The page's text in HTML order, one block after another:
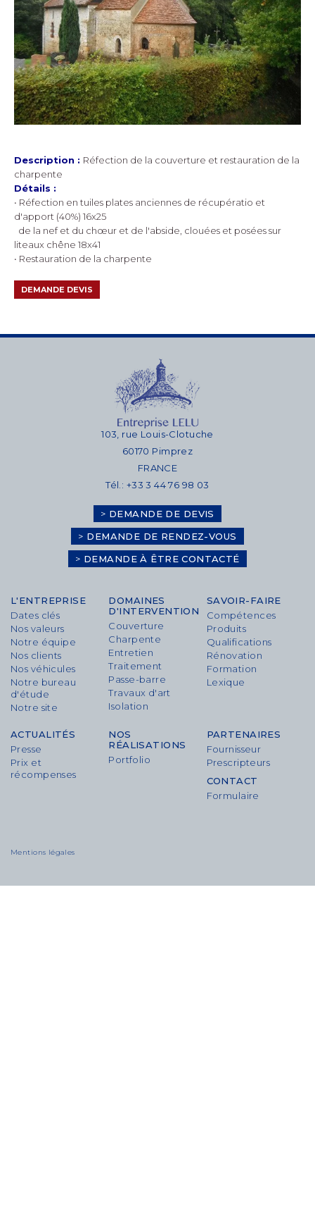
Description : Réfection de la couverture et restauration de la
charpente
Détails :
• Réfection en tuiles plates anciennes de récupératio et
d'apport (40%) 16x25
de la nef et du chœur et de l'abside, clouées et posées sur
liteaux chêne 18x41
• Restauration de la charpente
DEMANDE DEVIS
103, rue Louis-Clotuche
60170 Pimprez
FRANCE
Tél.: +33 3 44 76 98 03
> DEMANDE DE DEVIS
> DEMANDE DE RENDEZ-VOUS
> DEMANDE À ÊTRE CONTACTÉ
L'ENTREPRISE
Dates clés
Nos valeurs
Notre équipe
Nos clients
Nos véhicules
Notre bureau
d'étude
Notre site
DOMAINES
D'INTERVENTION
Couverture
Charpente
Entretien
Traitement
Passe-barre
Travaux d'art
Isolation
SAVOIR-FAIRE
Compétences
Produits
Qualifications
Rénovation
Formation
Lexique
ACTUALITÉS
Presse
Prix et
récompenses
NOS
RÉALISATIONS
Portfolio
PARTENAIRES
Fournisseur
Prescripteurs
CONTACT
Formulaire
Mentions légales